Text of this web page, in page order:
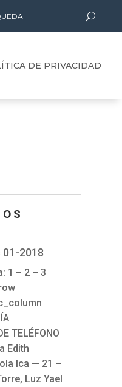
DE PRIVACIDAD
01-2018
1 – 2 – 3
TELÉFONO
Edith
Ica — 21 –
Luz Yael